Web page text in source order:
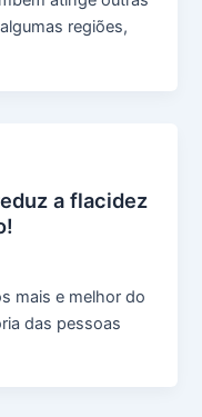
regiões,
a flacidez
mais e melhor do
das pessoas